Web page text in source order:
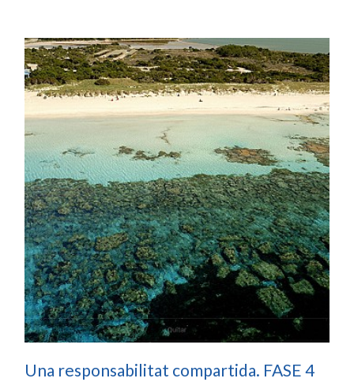
Una responsabilitat compartida. FASE 4